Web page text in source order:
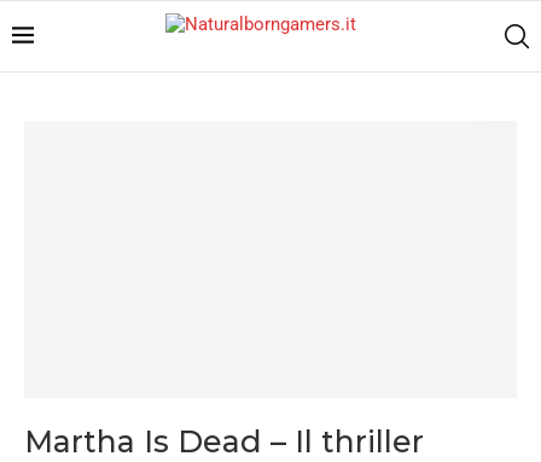
Martha Is Dead – Il thriller